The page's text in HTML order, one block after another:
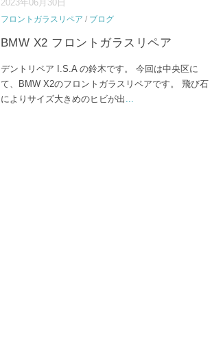
2023年06月30日
フロントガラスリペア / ブログ
BMW X2 フロントガラスリペア
デントリペア I.S.A の鈴木です。 今回は中央区に
て、BMW X2のフロントガラスリペアです。 飛び石
によりサイズ大きめのヒビが出 ...